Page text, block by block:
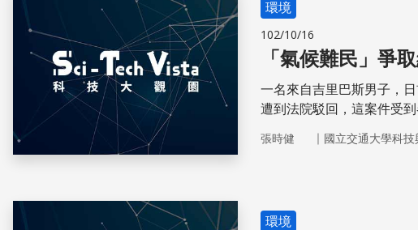
環境
102/10/16
「氣候難民」爭
一名來自吉里巴斯男子，
遭到法院駁回，這案件受
備受關注
張時健 ｜ 國立交通大學科
環境